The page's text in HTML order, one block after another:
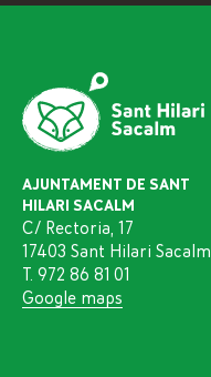
AJUNTAMENT DE SANT
HILARI SACALM
C/ Rectoria, 17
17403 Sant Hilari Sacalm
T. 972 86 81 01
Google maps